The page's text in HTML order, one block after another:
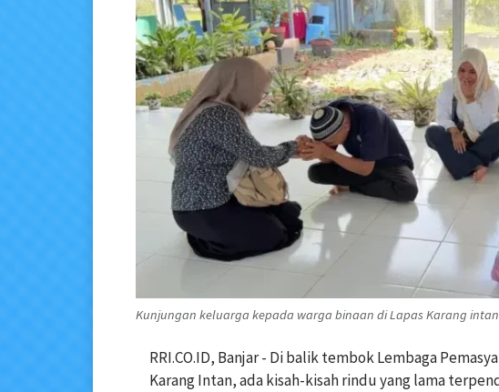
Kunjungan keluarga kepada warga binaan di Lapas Karang
RRI.CO.ID, Banjar - Di balik tembok Lembaga
Karang Intan, ada kisah-kisah rindu yang lama